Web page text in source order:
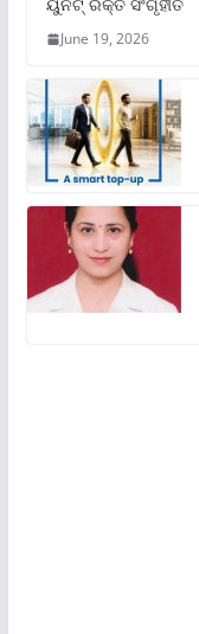
ୟୁନିଟ୍‌ ରକ୍ତ ସଂଗୃହୀତ
June 19, 2026